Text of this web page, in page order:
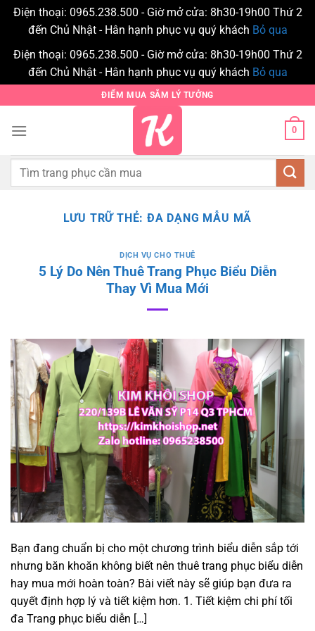
Điện thoại: 0965.238.500 - Giờ mở cửa: 8h30-19h00 Thứ 2
đến Chủ Nhật - Hân hạnh phục vụ quý khách Bỏ qua
Điện thoại: 0965.238.500 - Giờ mở cửa: 8h30-19h00 Thứ 2
đến Chủ Nhật - Hân hạnh phục vụ quý khách Bỏ qua
qua
nội
ĐIỂM MUA SẮM LÝ TƯỞNG
0
Tìm
LƯU TRỮ THẺ:ĐA DẠNG MẪU MÃ
DỊCH VỤ CHO THUÊ
5 Lý Do Nên Thuê Trang Phục Biểu Diễn
Thay Vì Mua Mới
Bạn đang chuẩn bị cho một chương trình biểu diễn sắp tới
nhưng băn khoăn không biết nên thuê trang phục biểu diễn
hay mua mới hoàn toàn? Bài viết này sẽ giúp bạn đưa ra
quyết định hợp lý và tiết kiệm hơn. 1. Tiết kiệm chi phí tối
đa Trang phục biểu diễn […]